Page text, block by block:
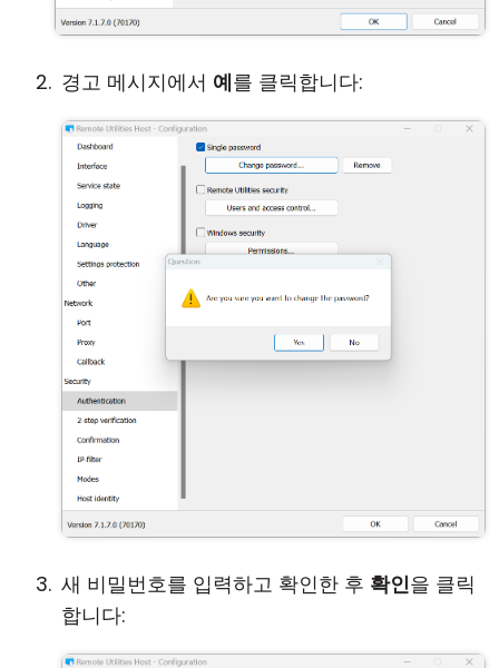
경고 메시지에서 예를 클릭합니다:
새 비밀번호를 입력하고 확인한 후 확인을 클릭
합니다: